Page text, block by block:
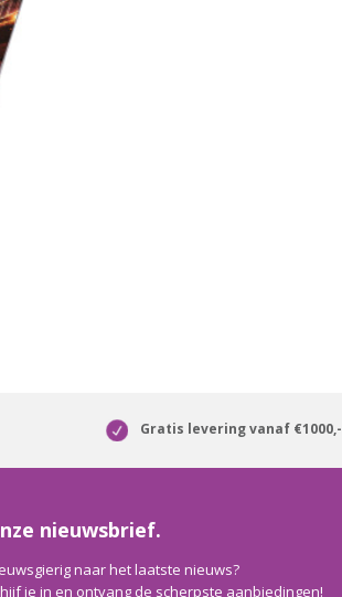
Gratis levering vanaf €1000,-
nieuwsbrief.
naar het laatste nieuws?
je in en ontvang de scherpste aanbiedingen!